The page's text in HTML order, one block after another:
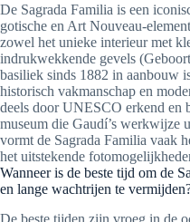
De Sagrada Familia is een
gotische en Art Nouveau-
zowel het unieke interieur met
indrukwekkende gevels
basiliek sinds 1882 in aanbouw
historisch vakmanschap en
deels door UNESCO erkend en
museum die Gaudí’s werkwijze
vormt de Sagrada Familia vaak
het uitstekende
Wanneer is de beste tijd om de
en lange wachtrijen te
De beste tijden zijn vroeg in de